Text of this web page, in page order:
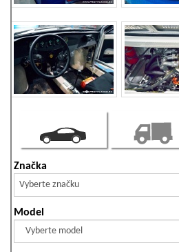
Značka
Vyberte značku
Model